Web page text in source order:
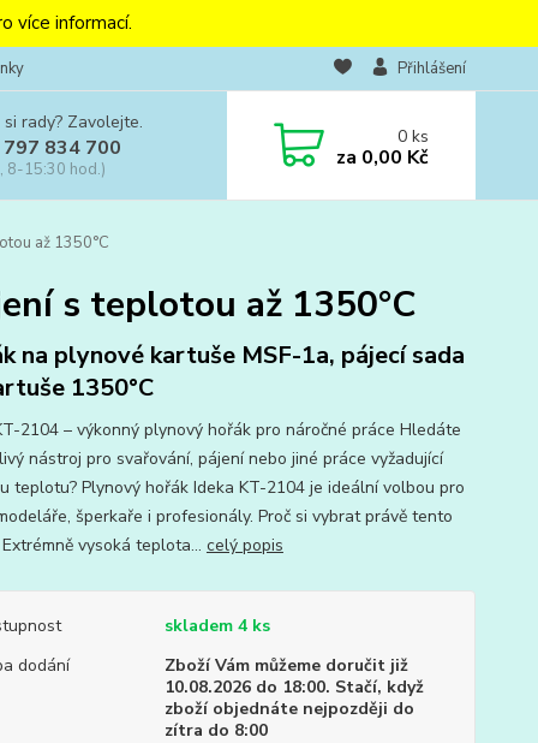
více informací.
Přihlášení
rady? Zavolejte.
834 700
8-15:30 hod.)
0ks
za 0,00 Kč
až 1350°C
s teplotou až 1350°C
na plynové kartuše MSF-1a, pájecí sada
1350°C
2104 – výkonný plynový hořák pro náročné práce Hledáte
nástroj pro svařování, pájení nebo jiné práce vyžadující
teplotu? Plynový hořák Ideka KT-2104 je ideální volbou pro
šperkaře i profesionály. Proč si vybrat právě tento
vysoká teplota... celý popis
skladem 4 ks
dodání
Zboží Vám můžeme doručit již
10.08.2026 do 18:00. Stačí, když
zboží objednáte nejpozději do
zítra do 8:00